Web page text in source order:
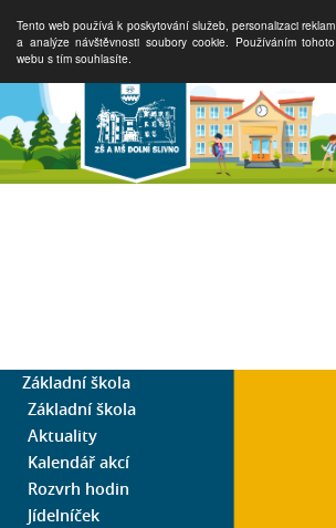
Tento web používá k poskytování služeb, personalizaci reklam
a analýze návštěvnosti soubory cookie. Používáním tohoto
webu s tím souhlasíte.
Základní škola
Základní škola
Aktuality
Kalendář akcí
Rozvrh hodin
Jídelníček